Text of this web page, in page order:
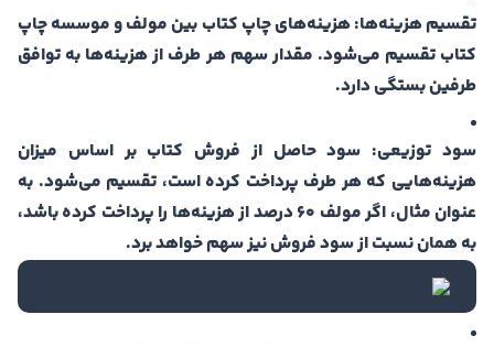
تقسیم هزینه‌ها: هزینه‌های چاپ کتاب بین مولف و موسسه چاپ
کتاب تقسیم می‌شود. مقدار سهم هر طرف از هزینه‌ها به توافق
طرفین بستگی دارد.
سود توزیعی: سود حاصل از فروش کتاب بر اساس میزان
هزینه‌هایی که هر طرف پرداخت کرده است، تقسیم می‌شود. به
عنوان مثال، اگر مولف 60 درصد از هزینه‌ها را پرداخت کرده باشد،
به همان نسبت از سود فروش نیز سهم خواهد برد.